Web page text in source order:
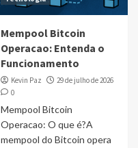
Mempool Bitcoin
Operacao: Entenda o
Funcionamento
Kevin Paz
29 de julho de 2026
0
Mempool Bitcoin
Operacao: O que é?A
mempool do Bitcoin opera